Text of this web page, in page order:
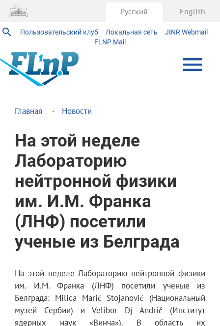
Пользовательский клуб Локальная сеть
JINR Webmail
FLNP Mail
Русский English
Главная Новости
На этой неделе
Лабораторию
нейтронной физики
им. И.М. Франка
(ЛНФ) посетили
ученые из Белграда
На этой неделе Лабораторию нейтронной физики
им. И.М. Франка (ЛНФ) посетили ученые из
Белграда: Milica Marić Stojanović (Национальный
музей Сербии) и Velibor Dj Andrić (Институт
ядерных наук «Винча»). В область их